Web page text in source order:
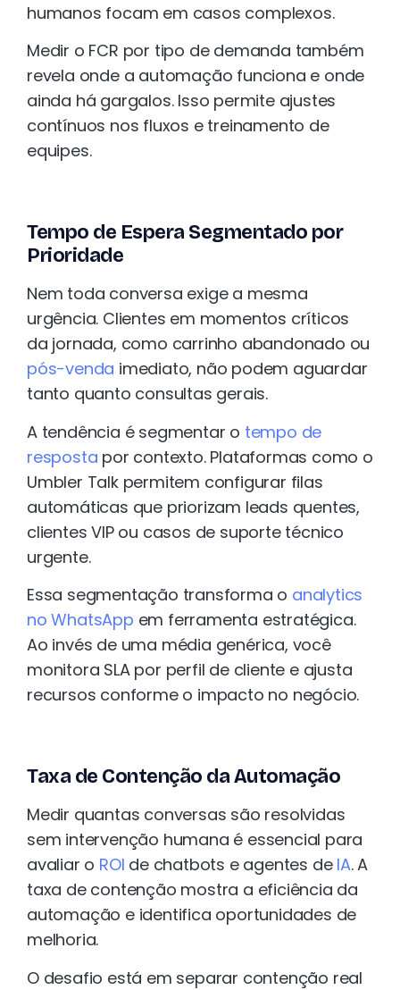
humanos focam em casos complexos.
Medir o FCR por tipo de demanda também
revela onde a automação funciona e onde
ainda há gargalos. Isso permite ajustes
contínuos nos fluxos e treinamento de
equipes.
Tempo de Espera Segmentado por
Prioridade
Nem toda conversa exige a mesma
urgência. Clientes em momentos críticos
da jornada, como carrinho abandonado ou
pós-venda imediato, não podem aguardar
tanto quanto consultas gerais.
A tendência é segmentar o tempo de
resposta por contexto. Plataformas como o
Umbler Talk permitem configurar filas
automáticas que priorizam leads quentes,
clientes VIP ou casos de suporte técnico
urgente.
Essa segmentação transforma o analytics
no WhatsApp em ferramenta estratégica.
Ao invés de uma média genérica, você
monitora SLA por perfil de cliente e ajusta
recursos conforme o impacto no negócio.
Taxa de Contenção da Automação
Medir quantas conversas são resolvidas
sem intervenção humana é essencial para
avaliar o ROI de chatbots e agentes de IA. A
taxa de contenção mostra a eficiência da
automação e identifica oportunidades de
melhoria.
O desafio está em separar contenção real